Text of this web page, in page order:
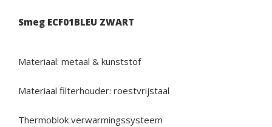
Smeg ECF01BLEU ZWART
Materiaal: metaal & kunststof
Materiaal filterhouder: roestvrijstaal
Thermoblok verwarmingssysteem